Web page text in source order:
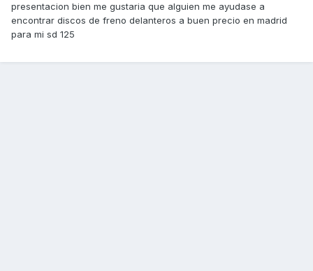
presentacion bien me gustaria que alguien me ayudase a
encontrar discos de freno delanteros a buen precio en madrid
para mi sd 125